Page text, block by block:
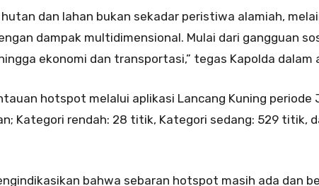
hutan dan lahan bukan sekadar peristiwa alamiah,
dampak multidimensional. Mulai dari gangguan
ekonomi dan transportasi,” tegas Kapolda dalam
hotspot melalui aplikasi Lancang Kuning periode
Kategori rendah: 28 titik, Kategori sedang: 529 titik,
bahwa sebaran hotspot masih ada dan